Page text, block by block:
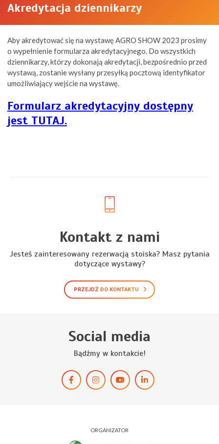
Akredytacja dziennikarzy
Aby akredytować się na wystawę AGRO SHOW 2023 prosimy
o wypełnienie formularza akredytacyjnego. Do wszystkich
dziennikarzy, którzy dokonają akredytacji, bezpośrednio przed
wystawą, zostanie wysłany przesyłką pocztową identyfikator
umożliwiający wejście na wystawę.
Formularz akredytacyjny dostępny
jest TUTAJ.
Kontakt z nami
Jesteś zainteresowany rezerwacją stoiska? Masz pytania
dotyczące wystawy?
PRZEJDŹ DO KONTAKTU
Social media
Bądźmy w kontakcie!
ORGANIZATOR